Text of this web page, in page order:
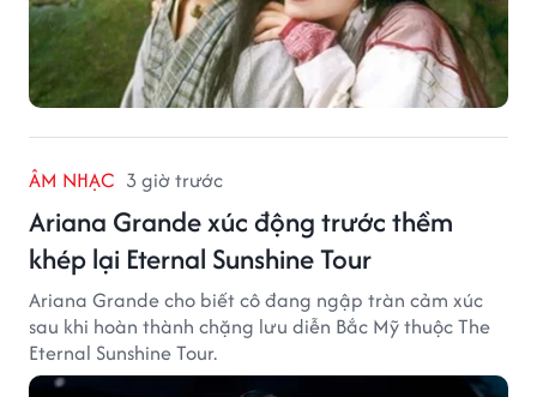
ÂM NHẠC 3 giờ trước
Ariana Grande xúc động trước thềm
khép lại Eternal Sunshine Tour
Ariana Grande cho biết cô đang ngập tràn cảm xúc
sau khi hoàn thành chặng lưu diễn Bắc Mỹ thuộc The
Eternal Sunshine Tour.